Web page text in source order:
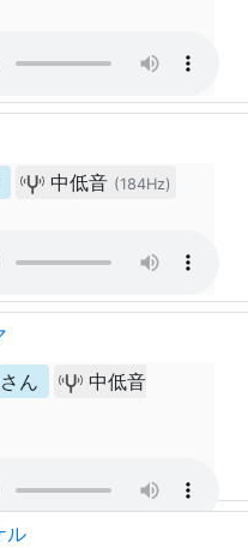
中低音 (184Hz)
ん 中低音
ル